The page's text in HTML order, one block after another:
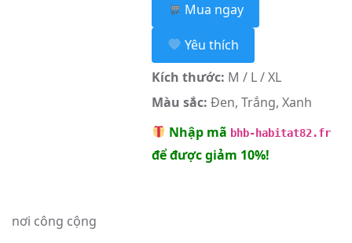
Mua ngay
Yêu thích
Kích thước: M / L / XL
Màu sắc: Đen, Trắng, Xanh
Nhập mã bhb-habitat82.fr
để được giảm 10%!
nơi công cộng